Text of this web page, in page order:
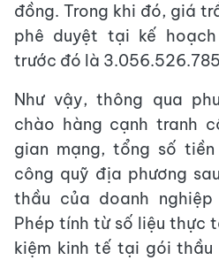
đồng. Trong khi đó, giá
phê duyệt tại kế
trước đó là
Như vậy, thông qua
chào hàng cạnh tranh
gian mạng, tổng số
công quỹ địa phương
thầu của doanh nghiệp
Phép tính từ số liệu thực
kiệm kinh tế tại gói